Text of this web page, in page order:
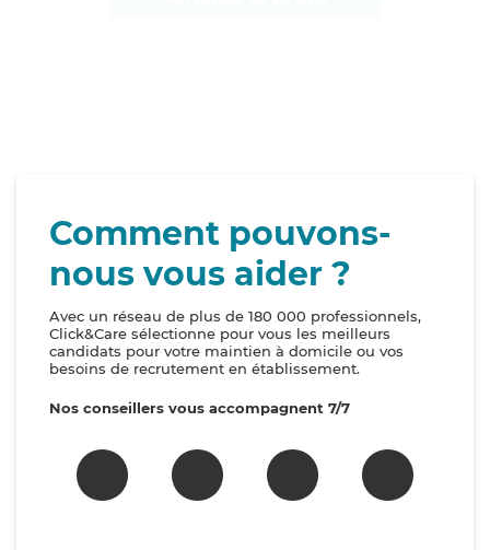
Comment pouvons-
nous vous aider ?
Avec un réseau de plus de 180 000 professionnels,
Click&Care sélectionne pour vous les meilleurs
candidats pour votre maintien à domicile ou vos
besoins de recrutement en établissement.
Nos conseillers vous accompagnent 7/7